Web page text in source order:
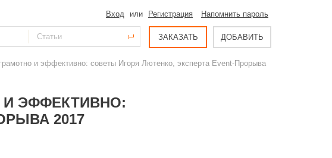
Вход или Регистрация Напомнить пароль
ЗАКАЗАТЬ ДОБАВИТЬ
и эффективно: советы Игоря Лютенко, эксперта Event-Прорыва
И ЭФФЕКТИВНО:
2017